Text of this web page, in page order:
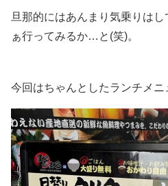
旦那的にはあんまり気乗りは
ぁ行ってみるか…と(笑)。
今回はちゃんとしたランチメニ